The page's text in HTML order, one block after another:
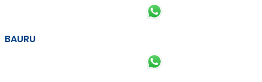
BAURU